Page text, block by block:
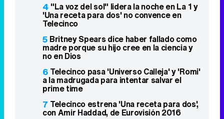
4 "La voz del sol" lidera la noche en La 1 y
'Una receta para dos' no convence en
Telecinco
5 Britney Spears dice haber fallado como
madre porque su hijo cree en la ciencia y
no en Dios
6 Telecinco pasa 'Universo Calleja' y 'Romi'
a la madrugada para intentar salvar el
prime time
7 Telecinco estrena 'Una receta para dos',
con Amir Haddad, de Eurovisión 2016